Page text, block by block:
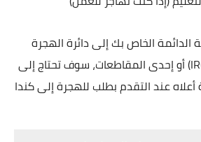
الدائمة الخاص بك إلى دائرة الهجرة
والجنسية الكندية (IRCC) أو إحدى المقاطعات، سوف تحتاج إلى
أعلاه عند التقدم بطلب للهجرة إلى كندا